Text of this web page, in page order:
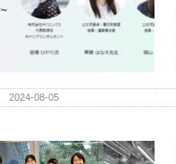
2024-08-05